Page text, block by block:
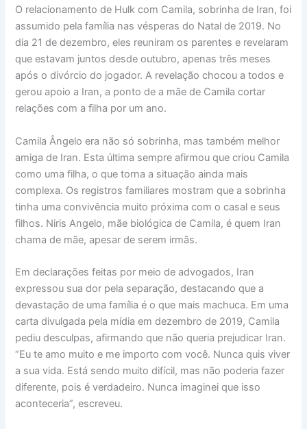
O relacionamento de Hulk com Camila, sobrinha de Iran, foi
assumido pela família nas vésperas do Natal de 2019. No
dia 21 de dezembro, eles reuniram os parentes e revelaram
que estavam juntos desde outubro, apenas três meses
após o divórcio do jogador. A revelação chocou a todos e
gerou apoio a Iran, a ponto de a mãe de Camila cortar
relações com a filha por um ano.
Camila Ângelo era não só sobrinha, mas também melhor
amiga de Iran. Esta última sempre afirmou que criou Camila
como uma filha, o que torna a situação ainda mais
complexa. Os registros familiares mostram que a sobrinha
tinha uma convivência muito próxima com o casal e seus
filhos. Niris Angelo, mãe biológica de Camila, é quem Iran
chama de mãe, apesar de serem irmãs.
Em declarações feitas por meio de advogados, Iran
expressou sua dor pela separação, destacando que a
devastação de uma família é o que mais machuca. Em uma
carta divulgada pela mídia em dezembro de 2019, Camila
pediu desculpas, afirmando que não queria prejudicar Iran.
“Eu te amo muito e me importo com você. Nunca quis viver
a sua vida. Está sendo muito difícil, mas não poderia fazer
diferente, pois é verdadeiro. Nunca imaginei que isso
aconteceria”, escreveu.